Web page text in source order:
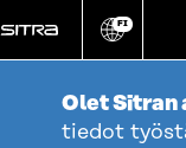
suoraan
sisältöön
Vaihda
kieli
FI
Olet Sitran
tiedot